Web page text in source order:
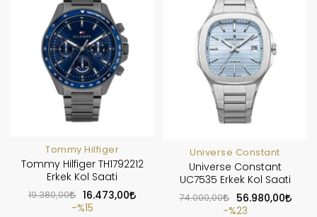
Tommy Hilfiger
Tommy Hilfiger TH1792212
Erkek Kol Saati
19.380,00
16.473,00
%15
Universe Constant
Universe Constant
UC7535 Erkek Kol Saati
74.000,00
56.980,00
%23